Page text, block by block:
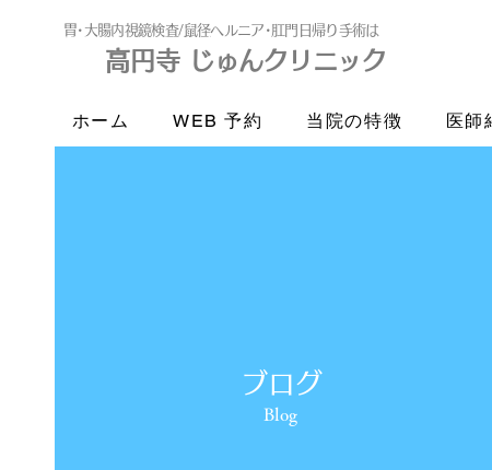
​胃･大腸内視鏡検査/鼠径ヘルニア･肛門日帰り手術は
高円寺 じゅんクリニック
高円寺 じゅんクリニック
ホーム WEB 予約 当院の特徴 医師
ブログ
Blog